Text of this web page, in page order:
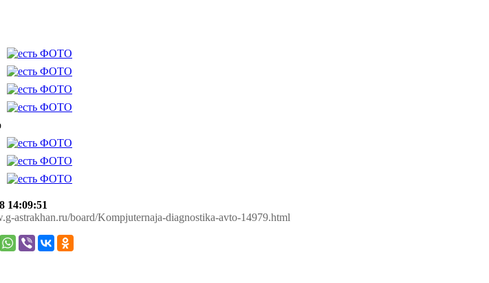
14:09:51
astrakhan.ru/board/Kompjuternaja-diagnostika-avto-14979.html